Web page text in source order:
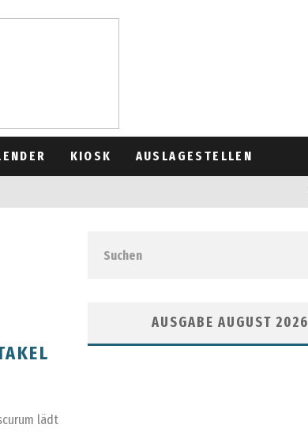
KIOSK AUSLAGESTELLEN
lädt
AUSGABE AUGUST 2026